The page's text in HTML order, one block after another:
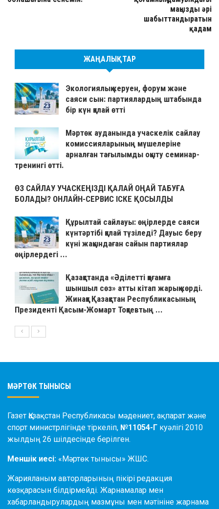
маңызды әрі
шабыттандыратын
қадам
ЖАҢАЛЫҚТАР
Экологиялық керуен, форум және
саяси сын: партиялардың штабында
бір күн қалай өтті
Мәртөк ауданында учаскелік сайлау
комиссияларының мүшелеріне
арналған тағылымды оқыту семинар-
тренингі өтті.
ӨЗ САЙЛАУ УЧАСКЕҢІЗДІ ҚАЛАЙ ОҢАЙ ТАБУҒА
БОЛАДЫ? ОНЛАЙН-СЕРВИС ІСКЕ ҚОСЫЛДЫ
Құрылтай сайлауы: өңірлерде саяси
күнтәртібі қалай түзіледі? Дауыс беру
күні жақындаған сайын партиялар
өңірлердегі ...
Қазақстанда «Әділетті қоғамға
шыншыл сөз» атты кітап жарық көрді.
Жинаққа Қазақстан Республикасының
Президенті Қасым-Жомарт Тоқаевтың ...
МӘРТӨК ТЫНЫСЫ
Газет Қазақстан Республикасы мәдениет, ақпарат және
спорт министрлігінде тіркеліп, №11054-Г куәлігі 2010
жылдың 26 шілдесінде берілген.
Меншік иесі: «Мәртөк тынысы» ЖШС.
Жарияланым авторларының пікірі редакция
көзқарасын білдірмейді. Жарнамалар мен
хабарландырулардың мазмұны мен мәтініне жарнама